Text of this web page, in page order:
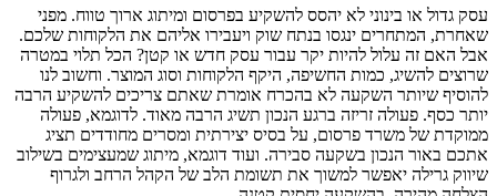
עסק גדול או בינוני לא יהסס להשקיע בפרסום ומיתוג ארוך טווח. מפני
שאחרת, המתחרים ינגסו בנתח שוק ויעבירו אליהם את הלקוחות שלכם.
אבל האם זה עלול להיות יקר עבור עסק חדש או קטן? הכל תלוי במטרה
שרוצים להשיג, כמות החשיפה, היקף הלקוחות וסוג המוצר. וחשוב לנו
להוסיף שיותר השקעה לא בהכרח אומרת שאתם צריכים להשקיע הרבה
יותר כסף. פעולה זריזה ברגע הנכון תשיג הרבה מאוד. לדוגמא, פעולה
ממוקדת של משרד פרסום, על בסיס יצירתית ומסרים מחודדים תציג
אתכם באור הנכון בשקעה סבירה. ועוד דוגמא, מיתוג שמעצימים בשילוב
שיווק גרילה יאפשר למשוך את תשומת הלב של הקהל הרחב ולגרוף